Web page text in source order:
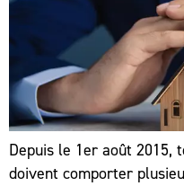
Depuis le 1er août 2015,
doivent comporter